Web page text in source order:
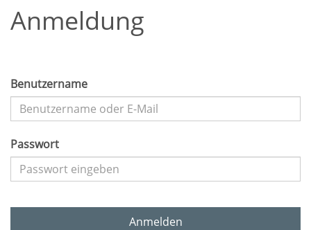
Anmeldung
Benutzername
Passwort
Anmelden